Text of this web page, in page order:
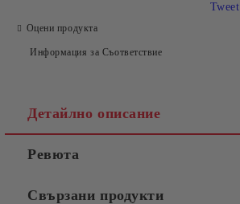
Оцени продукта
Информация за Съответствие
Tweet
Детайлно описание
Ревюта
Свързани продукти